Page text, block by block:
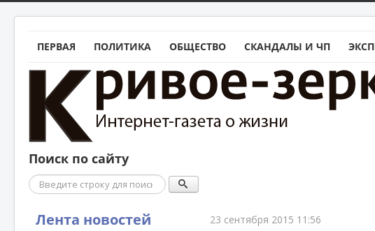
ПЕРВАЯ ПОЛИТИКА ОБЩЕСТВО СКАНДАЛЫ И ЧП
Поиск по сайту
Поиск
Лента новостей 23 сентября 2015 11:56